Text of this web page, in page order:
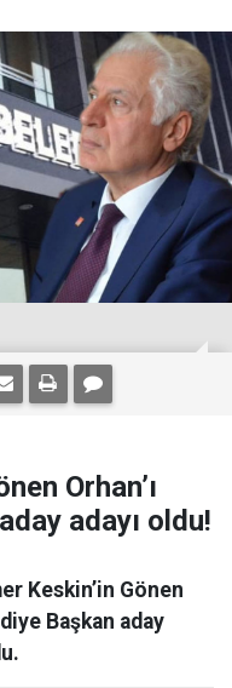
Orhan’ı
adayı oldu!
Keskin’in Gönen
Başkan aday